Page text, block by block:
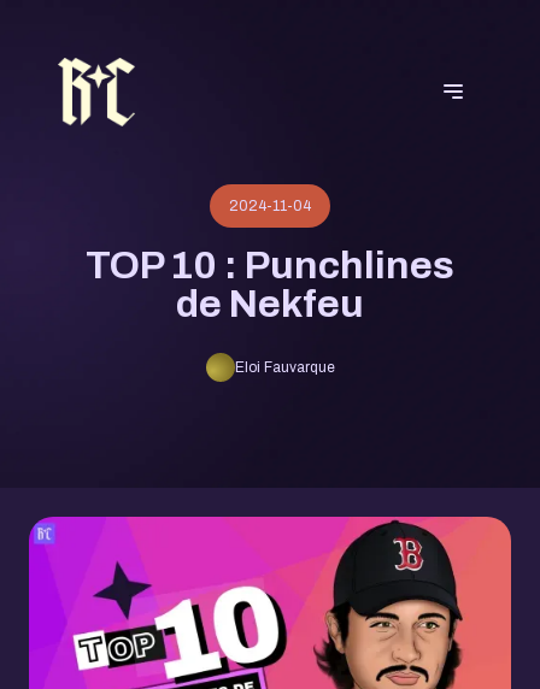
2024-11-04
TOP 10 : Punchlines
de Nekfeu
Eloi Fauvarque